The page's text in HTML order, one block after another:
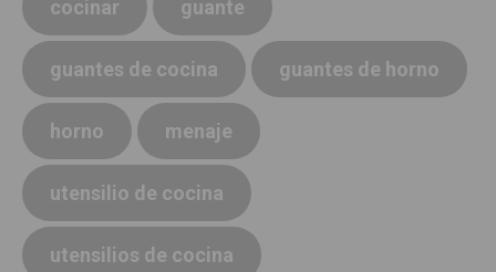
cocinar guante
guantes de cocina guantes de horno
horno menaje
utensilio de cocina
utensilios de cocina